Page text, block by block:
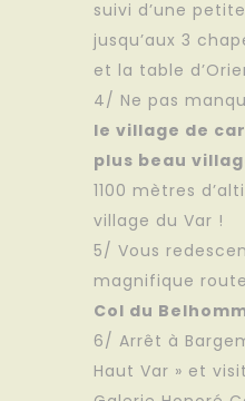
suivi d’une
jusqu’aux 3
et la table
4/ Ne pas
le village de
plus beau
1100 mètres
village du Var !
5/ Vous
magnifique
Col du
6/ Arrêt à
Haut Var » et